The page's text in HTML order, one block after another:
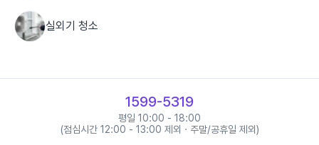
실외기 청소
1599-5319
평일 10:00 - 18:00
(점심시간 12:00 - 13:00 제외 · 주말/공휴일 제외)